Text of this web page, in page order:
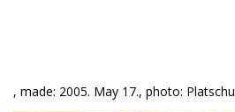
, made: 2005. May 17., photo: Platschu